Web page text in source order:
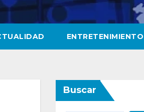
ENTRETENIMIENTO
Buscar